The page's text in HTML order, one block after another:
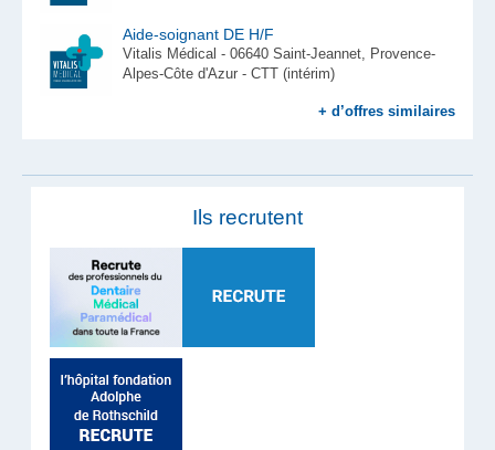
Aide-soignant DE H/F
Vitalis Médical - 06640 Saint-Jeannet, Provence-
Alpes-Côte d'Azur - CTT (intérim)
+ d’offres similaires
Ils recrutent